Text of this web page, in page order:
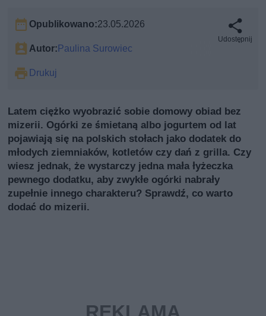
Opublikowano:23.05.2026
Autor:Paulina Surowiec
Drukuj
Udostępnij
Latem ciężko wyobrazić sobie domowy obiad bez
mizerii. Ogórki ze śmietaną albo jogurtem od lat
pojawiają się na polskich stołach jako dodatek do
młodych ziemniaków, kotletów czy dań z grilla. Czy
wiesz jednak, że wystarczy jedna mała łyżeczka
pewnego dodatku, aby zwykłe ogórki nabrały
zupełnie innego charakteru? Sprawdź, co warto
dodać do mizerii.